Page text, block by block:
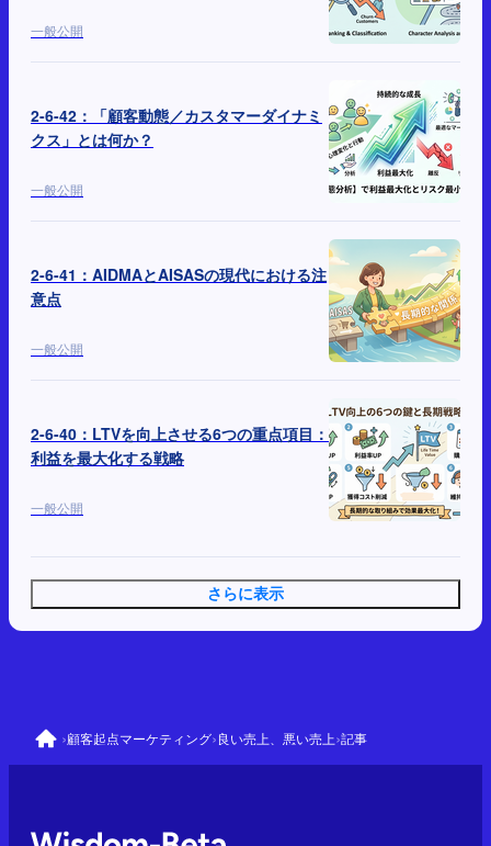
一般公開
2-6-42：「顧客動態／カスタマーダイナミ
クス」とは何か？
一般公開
2-6-41：AIDMAとAISASの現代における注
意点
一般公開
2-6-40：LTVを向上させる6つの重点項目：
利益を最大化する戦略
一般公開
さらに表示
›顧客起点マーケティング›良い売上、悪い売上›記事